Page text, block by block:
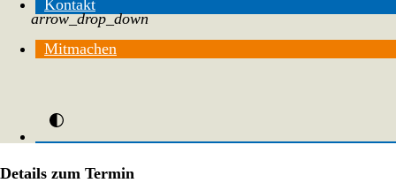
Kontakt
Mitmachen
arrow_drop_down
Details zum Termin